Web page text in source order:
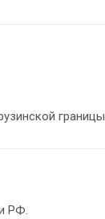
границы.
РФ.